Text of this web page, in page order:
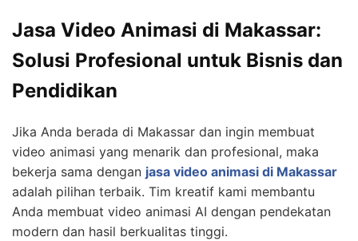
Jasa Video Animasi di Makassar:
Solusi Profesional untuk Bisnis dan
Pendidikan
Jika Anda berada di Makassar dan ingin membuat
video animasi yang menarik dan profesional, maka
bekerja sama dengan jasa video animasi di Makassar
adalah pilihan terbaik. Tim kreatif kami membantu
Anda membuat video animasi AI dengan pendekatan
modern dan hasil berkualitas tinggi.